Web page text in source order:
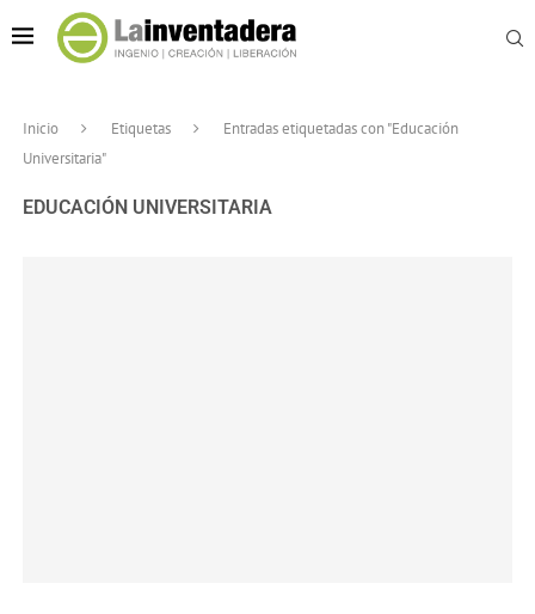
Inicio Etiquetas
Entradas etiquetadas con "Educación
Universitaria"
EDUCACIÓN UNIVERSITARIA